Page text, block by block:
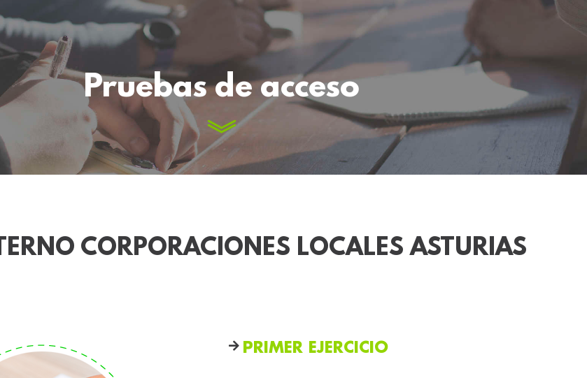
Pruebas de acceso
CORPORACIONES LOCALES ASTURIAS
PRIMER EJERCICIO